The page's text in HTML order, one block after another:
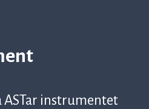
instrumentet